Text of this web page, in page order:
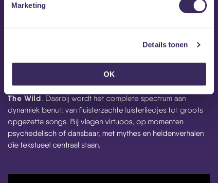
Marketing
Details tonen
OK
Folk, blues en andere americana-varianten die zijn ontstaan
in de eerste helft van de 20e eeuw zijn de kaders
waarbinnen gewerkt wordt door het EindhovenseAidan &
The Wild. Daarbij wordt het complete spectrum aan
dynamiek benut: van fluisterzachte luisterliedjes tot groots
opgezette songs. Bij vlagen virtuoos, op momenten
psychedelisch of dansbaar, met mythes en heldenverhalen
die tekstueel centraal staan.